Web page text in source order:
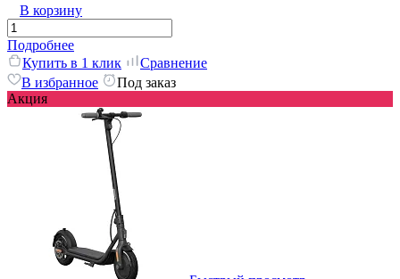
В корзину
Подробнее
Купить в 1 клик
Сравнение
В избранное
Под заказ
Акция